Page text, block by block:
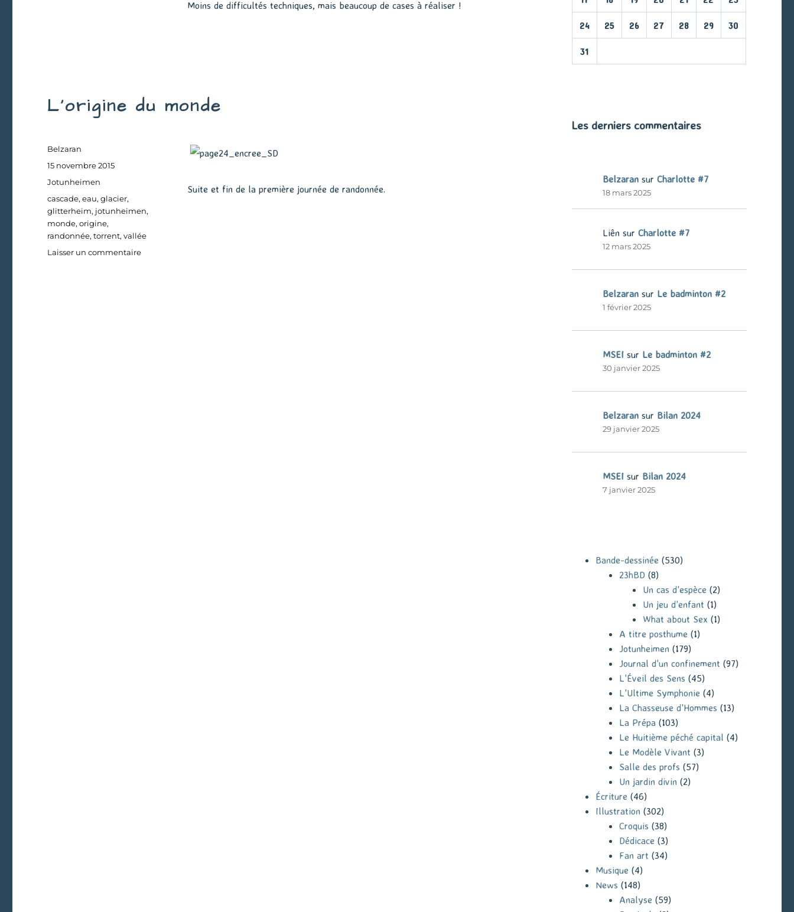
Moins de difficultés techniques, mais beaucoup de cases à réaliser !
L’origine du monde
Suite et fin de la première journée de randonnée.
Auteur
Belzaran
Publié
le
15 novembre 2015
Catégories
Jotunheimen
Étiquettes
cascade,eau,glacier,
glitterheim, jotunheimen,
monde,origine,
randonnée,torrent,vallée
Laisser un commentairesur
24 25 26 27 28 29 30
31
Les derniers commentaires
Belzaransur Charlotte #7
18 mars 2025
Liên sur Charlotte #7
12 mars 2025
Belzaransur Le badminton #2
1 février 2025
MSEIsur Le badminton #2
30 janvier 2025
Belzaransur Bilan 2024
29 janvier 2025
MSEIsur Bilan 2024
7 janvier 2025
Bande-dessinée (530)
23hBD (8)
Un cas d'espèce (2)
Un jeu d'enfant (1)
What about Sex (1)
A titre posthume (1)
Jotunheimen (179)
Journal d'un confinement (97)
L'Éveil des Sens (45)
L'Ultime Symphonie (4)
La Chasseuse d'Hommes (13)
La Prépa(103)
Le Huitième péché capital (4)
Le Modèle Vivant (3)
Salle des profs (57)
Un jardin divin (2)
Écriture (46)
Illustration (302)
Croquis (38)
Dédicace (3)
Fan art (34)
Musique (4)
News (148)
Analyse (59)